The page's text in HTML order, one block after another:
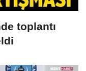
toplantı